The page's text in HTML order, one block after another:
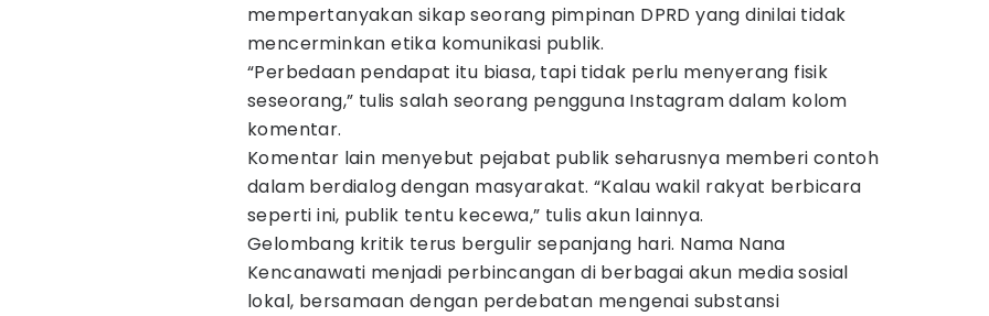
mempertanyakan sikap seorang pimpinan DPRD yang dinilai tidak
mencerminkan etika komunikasi publik.
“Perbedaan pendapat itu biasa, tapi tidak perlu menyerang fisik
seseorang,” tulis salah seorang pengguna Instagram dalam kolom
komentar.
Komentar lain menyebut pejabat publik seharusnya memberi contoh
dalam berdialog dengan masyarakat. “Kalau wakil rakyat berbicara
seperti ini, publik tentu kecewa,” tulis akun lainnya.
Gelombang kritik terus bergulir sepanjang hari. Nama Nana
Kencanawati menjadi perbincangan di berbagai akun media sosial
lokal, bersamaan dengan perdebatan mengenai substansi